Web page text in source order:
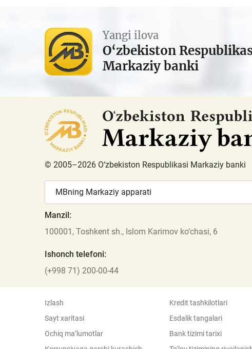
Yangi ilova
O‘zbekiston
Markaziy banki
© 2005–2026 O‘zbekiston Respublikasi Markaziy banki
MBning Markaziy apparati
Manzil:
100001, Toshkent sh., Islom Karimov ko‘chasi, 6
Ishonch telefoni:
(+998 71) 200-00-44
Izlash
Sayt xaritasi
Ochiq ma’lumotlar
Kredit tashkilotlari
Esdalik tangalari
Bank tizimi tarixi